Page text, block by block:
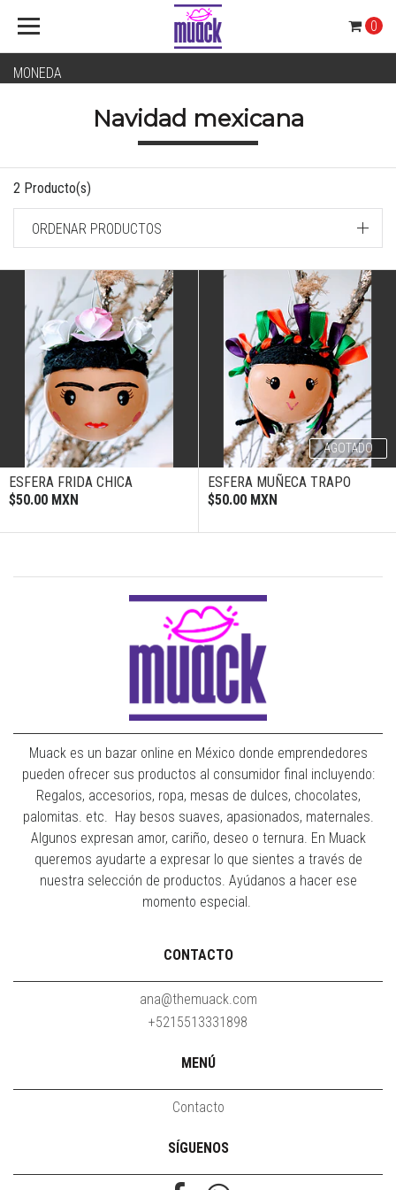
MONEDA
0
Navidad mexicana
2 Producto(s)
ORDENAR PRODUCTOS
ESFERA FRIDA CHICA
$50.00 MXN
AGOTADO
ESFERA MUÑECA TRAPO
$50.00 MXN
Muack es un bazar online en México donde emprendedores
pueden ofrecer sus productos al consumidor final incluyendo:
Regalos, accesorios, ropa, mesas de dulces, chocolates,
palomitas. etc. Hay besos suaves, apasionados, maternales.
Algunos expresan amor, cariño, deseo o ternura. En Muack
queremos ayudarte a expresar lo que sientes a través de
nuestra selección de productos. Ayúdanos a hacer ese
momento especial.
CONTACTO
ana@themuack.com
+5215513331898
MENÚ
Contacto
SÍGUENOS